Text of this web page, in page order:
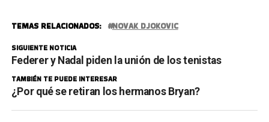
TEMAS RELACIONADOS: NOVAK DJOKOVIC
SIGUIENTE NOTICIA
Federer y Nadal piden la unión de los tenistas
TAMBIÉN TE PUEDE INTERESAR
¿Por qué se retiran los hermanos Bryan?